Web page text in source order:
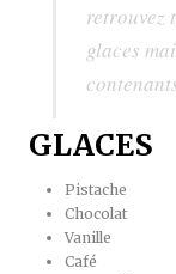
retrouvez
glaces
GLACES
Pistache
Chocolat
Vanille
Café